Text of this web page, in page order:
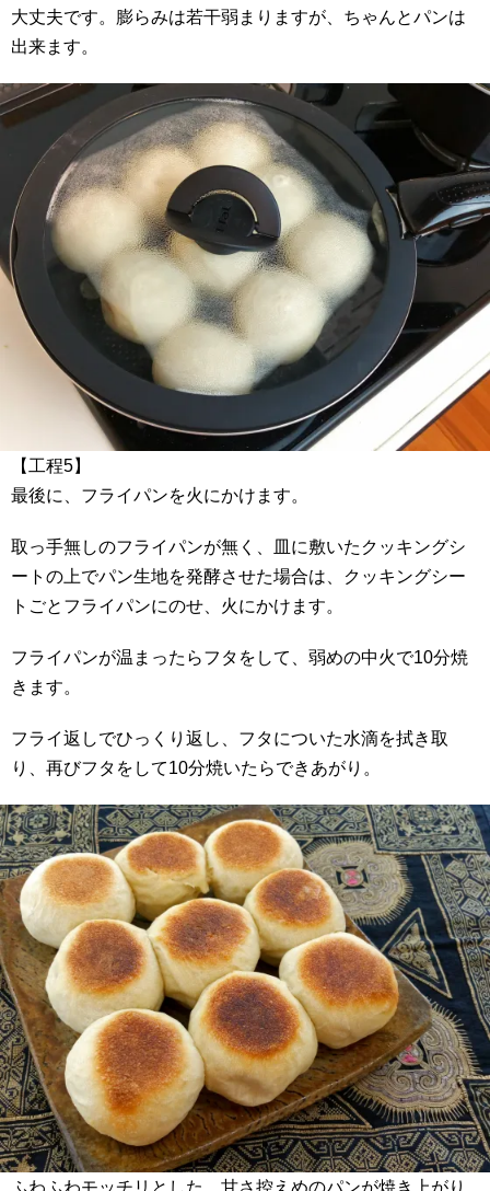
大丈夫です。膨らみは若干弱まりますが、ちゃんとパンは
出来ます。
【工程5】
最後に、フライパンを火にかけます。
取っ手無しのフライパンが無く、皿に敷いたクッキングシ
ートの上でパン生地を発酵させた場合は、クッキングシー
トごとフライパンにのせ、火にかけます。
フライパンが温まったらフタをして、弱めの中火で10分焼
きます。
フライ返しでひっくり返し、フタについた水滴を拭き取
り、再びフタをして10分焼いたらできあがり。
ふわふわモッチリとした、甘さ控えめのパンが焼き上がり